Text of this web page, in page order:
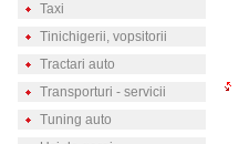
Taxi
Tinichigerii, vopsitorii
Tractari auto
Transporturi - servicii
Tuning auto